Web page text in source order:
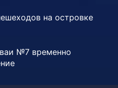
на островке
№7 временно